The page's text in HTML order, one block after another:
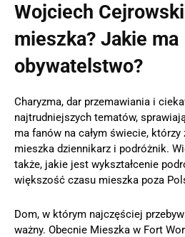
Wojciech
mieszka? Jakie ma
obywatelstwo?
Charyzma, dar przemawiania i
najtrudniejszych tematów,
ma fanów na całym świecie,
mieszka dziennikarz i podróżnik.
także, jakie jest wykształcenie
większość czasu mieszka poza
Dom, w którym najczęściej
ważny. Obecnie Mieszka w Fort